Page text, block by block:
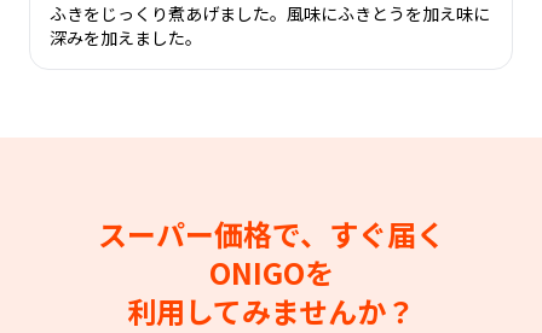
ふきをじっくり煮あげました。風味にふきとうを加え味に
深みを加えました。
スーパー価格で、すぐ届く
ONIGOを
利用してみませんか？